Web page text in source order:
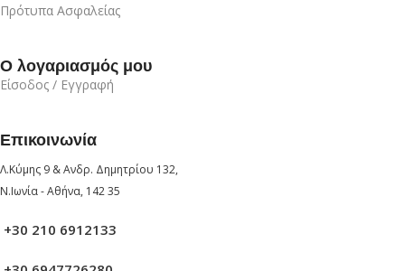
Πρότυπα Ασφαλείας
Ο λογαριασμός μου
Είσοδος / Εγγραφή
Επικοινωνία
Λ.Κύμης 9 & Ανδρ. Δημητρίου 132,
Ν.Ιωνία - Αθήνα, 142 35
+30 210 6912133